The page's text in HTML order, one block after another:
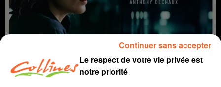
Le respect de votre vie privée est
notre priorité
Continuer sans accepter